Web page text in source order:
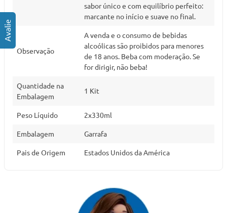
sabor único e com equilíbrio perfeito:
marcante no início e suave no final.
Observação
A venda e o consumo de bebidas
alcoólicas são proibidos para menores
de 18 anos. Beba com moderação. Se
for dirigir, não beba!
Quantidade na
Embalagem
1 Kit
Peso Líquido 2x330ml
Embalagem Garrafa
Pais de Origem Estados Unidos da América